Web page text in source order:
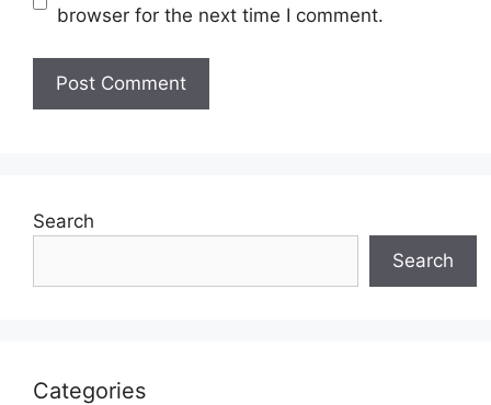
browser for the next time I comment.
Search
Search
Categories